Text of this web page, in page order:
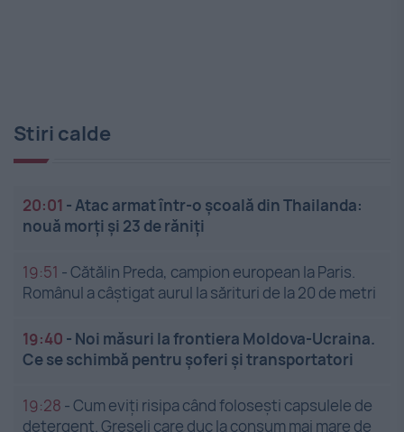
Stiri calde
20:01 -Atac armat într-o școală din Thailanda:
nouă morți și 23 de răniți
19:51 -Cătălin Preda, campion european la Paris.
Românul a câștigat aurul la sărituri de la 20 de metri
19:40 - Noi măsuri la frontiera Moldova-Ucraina.
Ce se schimbă pentru șoferi și transportatori
19:28 -Cum eviți risipa când folosești capsulele de
detergent. Greșeli care duc la consum mai mare de